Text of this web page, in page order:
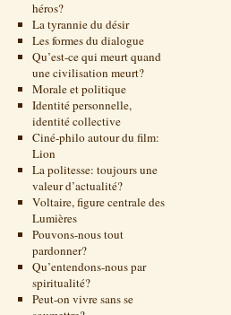
héros?
La tyrannie du désir
Les formes du dialogue
Qu’est-ce qui meurt quand
une civilisation meurt?
Morale et politique
Identité personnelle,
identité collective
Ciné-philo autour du film:
Lion
La politesse: toujours une
valeur d’actualité?
Voltaire, figure centrale des
Lumières
Pouvons-nous tout
pardonner?
Qu’entendons-nous par
spiritualité?
Peut-on vivre sans se